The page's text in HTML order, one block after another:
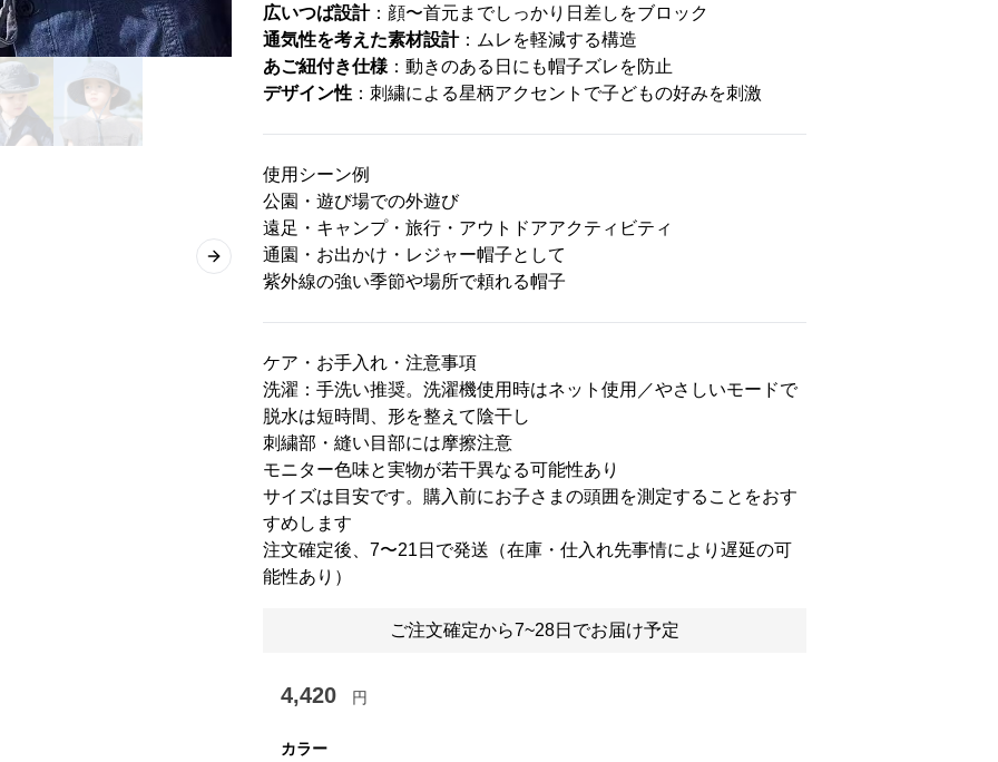
Next slide
広いつば設計：顔〜首元までしっかり日差しをブロック
通気性を考えた素材設計：ムレを軽減する構造
あご紐付き仕様 ：動きのある日にも帽子ズレを防止
デザイン性 ：刺繍による星柄アクセントで子どもの好みを刺激
使用シーン例
公園・遊び場での外遊び
遠足・キャンプ・旅行・アウトドアアクティビティ
通園・お出かけ・レジャー帽子として
紫外線の強い季節や場所で頼れる帽子
ケア・お手入れ・注意事項
洗濯：手洗い推奨。洗濯機使用時はネット使用／やさしいモードで
脱水は短時間、形を整えて陰干し
刺繍部・縫い目部には摩擦注意
モニター色味と実物が若干異なる可能性あり
サイズは目安です。購入前にお子さまの頭囲を測定することをおす
すめします
注文確定後、7〜21日で発送（在庫・仕入れ先事情により遅延の可
能性あり）
ご注文確定から7~28日でお届け予定
4,420 円
カラー